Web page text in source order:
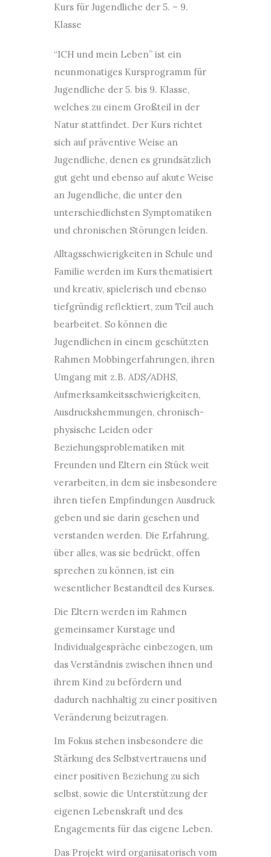
Kurs für Jugendliche der 5. – 9.
Klasse
“ICH und mein Leben” ist ein
neunmonatiges Kursprogramm für
Jugendliche der 5. bis 9. Klasse,
welches zu einem Großteil in der
Natur stattfindet. Der Kurs richtet
sich auf präventive Weise an
Jugendliche, denen es grundsätzlich
gut geht und ebenso auf akute Weise
an Jugendliche, die unter den
unterschiedlichsten Symptomatiken
und chronischen Störungen leiden.
Alltagsschwierigkeiten in Schule und
Familie werden im Kurs thematisiert
und kreativ, spielerisch und ebenso
tiefgründig reflektiert, zum Teil auch
bearbeitet. So können die
Jugendlichen in einem geschützten
Rahmen Mobbingerfahrungen, ihren
Umgang mit z.B. ADS/ADHS,
Aufmerksamkeitsschwierigkeiten,
Ausdruckshemmungen, chronisch-
physische Leiden oder
Beziehungsproblematiken mit
Freunden und Eltern ein Stück weit
verarbeiten, in dem sie insbesondere
ihren tiefen Empfindungen Ausdruck
geben und sie darin gesehen und
verstanden werden. Die Erfahrung,
über alles, was sie bedrückt, offen
sprechen zu können, ist ein
wesentlicher Bestandteil des Kurses.
Die Eltern werden im Rahmen
gemeinsamer Kurstage und
Individualgespräche einbezogen, um
das Verständnis zwischen ihnen und
ihrem Kind zu befördern und
dadurch nachhaltig zu einer positiven
Veränderung beizutragen.
Im Fokus stehen insbesondere die
Stärkung des Selbstvertrauens und
einer positiven Beziehung zu sich
selbst, sowie die Unterstützung der
eigenen Lebenskraft und des
Engagements für das eigene Leben.
Das Projekt wird organisatorisch vom